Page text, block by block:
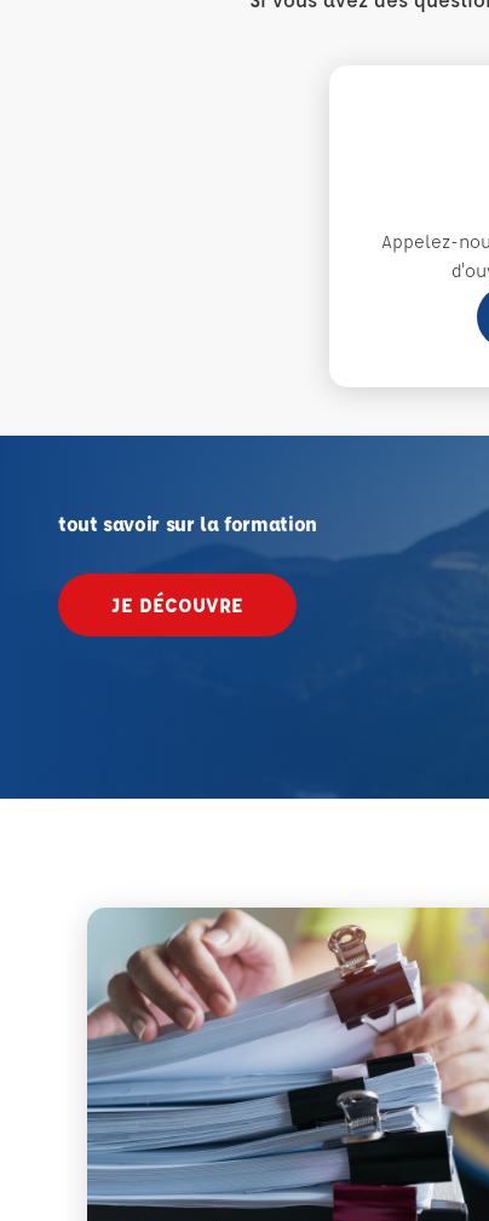
Appelez-
tout savoir sur la formation
JE DÉCOUVRE